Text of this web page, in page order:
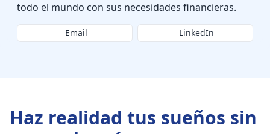
todo el mundo con sus necesidades financieras.
Email LinkedIn
Haz realidad tus sueños sin